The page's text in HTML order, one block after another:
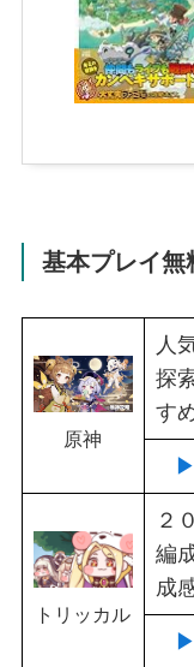
基本プレイ無
原神
人
探
す
トリッカル
２
編
成